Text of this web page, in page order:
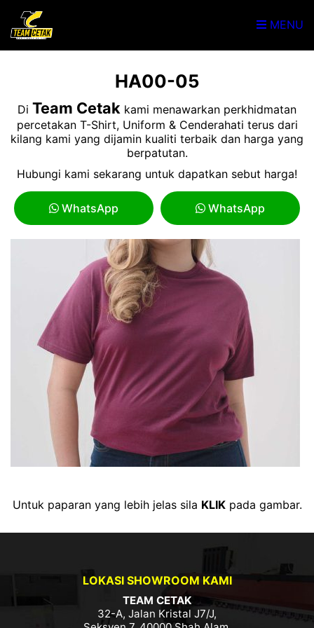
MENU
HA00-05
Di Team Cetak kami menawarkan perkhidmatan
percetakan T-Shirt, Uniform & Cenderahati terus dari
kilang kami yang dijamin kualiti terbaik dan harga yang
berpatutan.
Hubungi kami sekarang untuk dapatkan sebut harga!
WhatsApp WhatsApp
Untuk paparan yang lebih jelas sila KLIKpada gambar.
LOKASI SHOWROOM KAMI
TEAM CETAK
32-A, Jalan Kristal J7/J,